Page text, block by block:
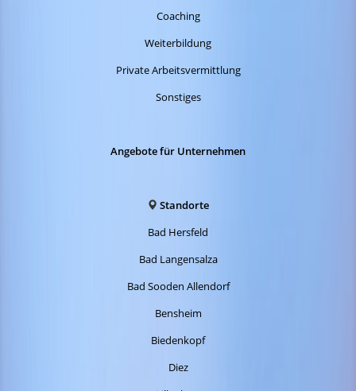
Coaching
Weiterbildung
Private Arbeitsvermittlung
Sonstiges
Angebote für Unternehmen
Standorte
Bad Hersfeld
Bad Langensalza
Bad Sooden Allendorf
Bensheim
Biedenkopf
Diez